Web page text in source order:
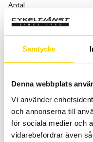
Samtycke
Denna webbplats
Vi använder
och annonserna till
för sociala medier och
vidarebefordrar även
Antal
-
Allt inom cykel på ett ställe
Lagerstatus